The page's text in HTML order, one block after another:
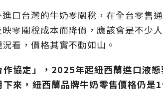
口台灣的牛奶零關稅，在全台零售
零關稅成本而降價，應該會是不少
看，價格其實不動如山。
作協定」，2025年起紐西蘭進口液
來，紐西蘭品牌牛奶零售價格仍是